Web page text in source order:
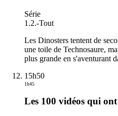
Série
1.2.-Tout
Les Dinosters tentent de
une toile de Technosaure,
plus grande en s'aventurant
15h50
1h45
Les 100 vidéos qui